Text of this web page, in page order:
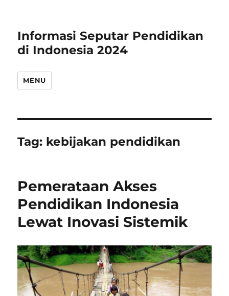
Informasi Seputar Pendidikan
di Indonesia 2024
MENU
Tag: kebijakan pendidikan
Pemerataan Akses
Pendidikan Indonesia
Lewat Inovasi Sistemik